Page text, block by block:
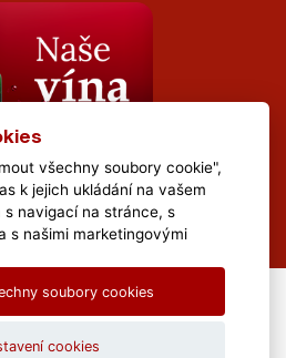
Brněnska © 2020, Webdesign by
všechny soubory cookie",
k jejich ukládání na vašem
s navigací na stránce, s
s našimi marketingovými
soubory cookies
cookies